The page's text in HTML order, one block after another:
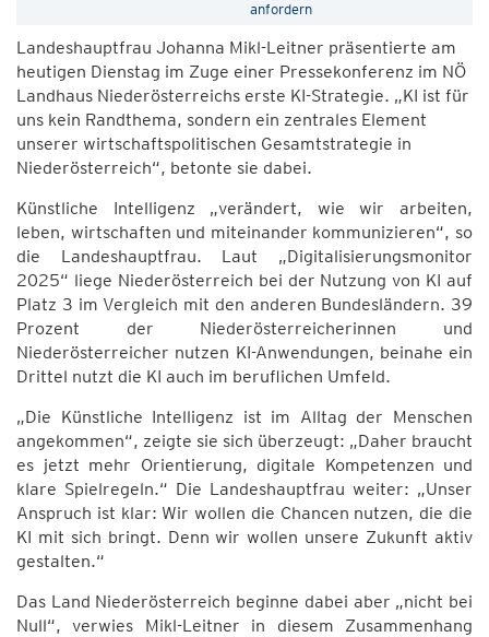
anfordern
Landeshauptfrau Johanna Mikl-Leitner präsentierte am
heutigen Dienstag im Zuge einer Pressekonferenz im NÖ
Landhaus Niederösterreichs erste KI-Strategie. „KI ist für
uns kein Randthema, sondern ein zentrales Element
unserer wirtschaftspolitischen Gesamtstrategie in
Niederösterreich“, betonte sie dabei.
Künstliche Intelligenz „verändert, wie wir arbeiten,
leben, wirtschaften und miteinander kommunizieren“, so
die Landeshauptfrau. Laut „Digitalisierungsmonitor
2025“ liege Niederösterreich bei der Nutzung von KI auf
Platz 3 im Vergleich mit den anderen Bundesländern. 39
Prozent der Niederösterreicherinnen und
Niederösterreicher nutzen KI-Anwendungen, beinahe ein
Drittel nutzt die KI auch im beruflichen Umfeld.
„Die Künstliche Intelligenz ist im Alltag der Menschen
angekommen“, zeigte sie sich überzeugt: „Daher braucht
es jetzt mehr Orientierung, digitale Kompetenzen und
klare Spielregeln.“ Die Landeshauptfrau weiter: „Unser
Anspruch ist klar: Wir wollen die Chancen nutzen, die die
KI mit sich bringt. Denn wir wollen unsere Zukunft aktiv
gestalten.“
Das Land Niederösterreich beginne dabei aber „nicht bei
Null“, verwies Mikl-Leitner in diesem Zusammenhang